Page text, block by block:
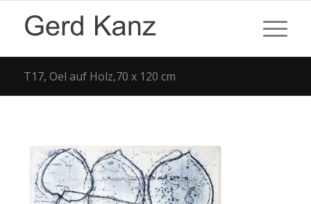
T17, Oel auf Holz,70 x 120 cm